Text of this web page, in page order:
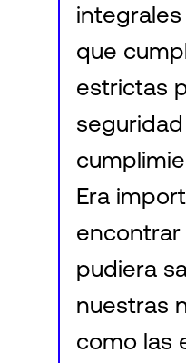
que
estrictas
Era
encontrar
pudiera
nuestras
como las